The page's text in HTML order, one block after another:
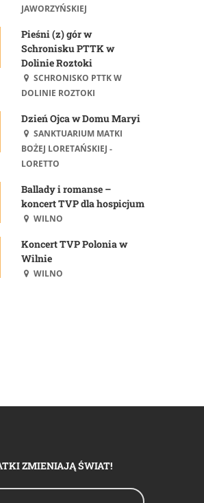
JAWORZYŃSKIEJ
Pieśni (z) gór w
Schronisku PTTK w
Dolinie Roztoki
SCHRONISKO PTTK W
DOLINIE ROZTOKI
Dzień Ojca w Domu Maryi
SANKTUARIUM MATKI
BOŻEJ LORETAŃSKIEJ -
LORETTO
Ballady i romanse –
koncert TVP dla hospicjum
WILNO
Koncert TVP Polonia w
Wilnie
WILNO
ZMIENIAJĄ ŚWIAT!